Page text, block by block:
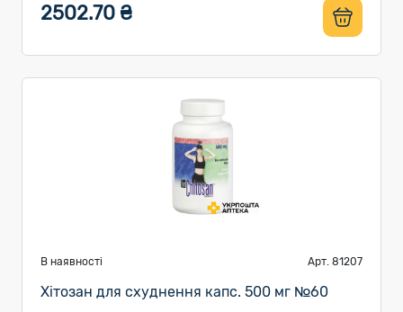
2502.70 ₴
В наявності Арт. 81207
Хітозан для схуднення капс. 500 мг №60